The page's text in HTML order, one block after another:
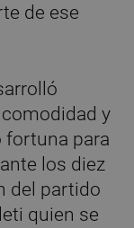
de ese
y
fortuna para
los diez
del partido
quien se